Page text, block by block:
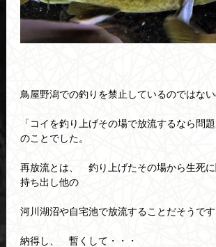
鳥屋野潟での釣りを禁止しているのではな
「コイを釣り上げその場で放流するなら問
のことでした。
再放流とは、 釣り上げたその場から生死
持ち出し他の
河川湖沼や自宅池で放流することだそうです
納得し、 暫くして・・・